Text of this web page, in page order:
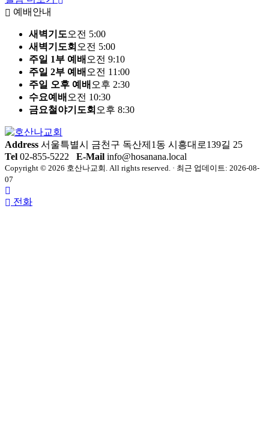
예배안내
새벽기도오전 5:00
새벽기도회 오전 5:00
주일 1부 예배 오전 9:10
주일 2부 예배 오전 11:00
주일 오후 예배 오후 2:30
수요예배 오전 10:30
금요철야기도회 오후 8:30
Address 서울특별시 금천구 독산제1동 시흥대로139길 25
Tel 02-855-5222 E-Mail info@hosanana.local
Copyright © 2026 호산나교회. All rights reserved. · 최근 업데이트: 2026-08-
07
전화